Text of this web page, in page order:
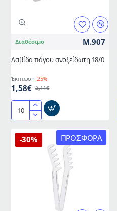
Διαθέσιμο M.907
Λαβίδα πάγου ανοξείδωτη 18/0
Έκπτωση-25%
1,58€ 2,11€
Λαβίδα
ανοξείδωτη
18/0
ΠΡΟΣΦΟΡΆ
-30%